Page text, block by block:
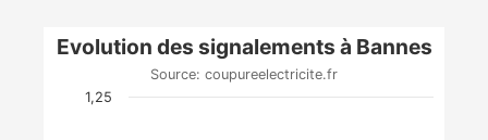
Evolution des signalements à Bannes
Source: coupureelectricite.fr
1,25